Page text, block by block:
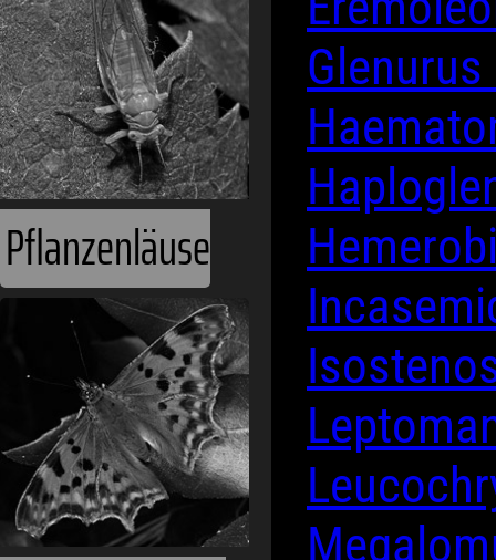
Pflanzenläuse
Glenurus